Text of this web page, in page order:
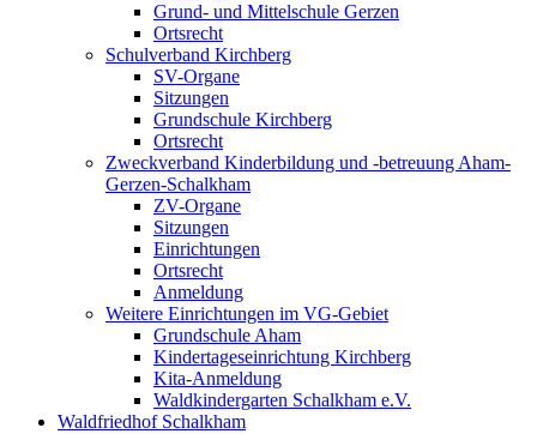
Grund- und Mittelschule Gerzen
Ortsrecht
Schulverband Kirchberg
SV-Organe
Sitzungen
Grundschule Kirchberg
Ortsrecht
Zweckverband Kinderbildung und -betreuung Aham-
Gerzen-Schalkham
ZV-Organe
Sitzungen
Einrichtungen
Ortsrecht
Anmeldung
Weitere Einrichtungen im VG-Gebiet
Grundschule Aham
Kindertageseinrichtung Kirchberg
Kita-Anmeldung
Waldkindergarten Schalkham e.V.
Waldfriedhof Schalkham